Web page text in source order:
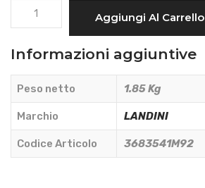
FILTRO
ARIA
CARBONI
ATTIVI
580x175x53
mm.
-
LANDINI
Aggiungi Al Carrello
Informazioni aggiuntive
Peso netto 1.85 Kg
Marchio LANDINI
Codice Articolo 3683541M92